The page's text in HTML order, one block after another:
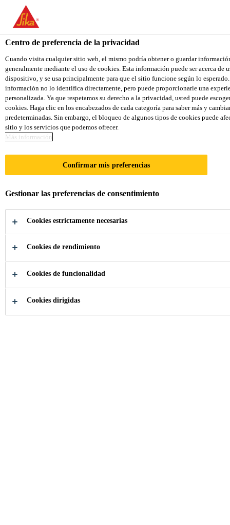
You are accessing "Sika Colombia", it seems you are accessing it
We have a dedicated website for your country.
TO SIKA
USA
STAY ON THE SIKA COLOMBIA
WEBSITE
Sika Colombia
ESPACIOS
INTERIORES
Construcción ... Espacios Interiores
Centro de preferencia de la privacidad
Cuando visita cualquier sitio web, el mismo podría obtener o guardar
generalmente mediante el uso de cookies. Esta información puede ser acerca de
dispositivo, y se usa principalmente para que el sitio funcione según lo
información no lo identifica directamente, pero puede proporcionarle una
personalizada. Ya que respetamos su derecho a la privacidad, usted puede
cookies. Haga clic en los encabezados de cada categoría para saber más y
predeterminadas. Sin embargo, el bloqueo de algunos tipos de cookies puede
sitio y los servicios que podemos ofrecer.
Más información
Confirmar mis preferencias
Gestionar las preferencias de consentimiento
Cookies estrictamente necesarias
Cookies de rendimiento
Cookies de funcionalidad
Cookies dirigidas